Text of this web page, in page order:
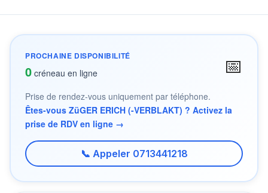
PROCHAINE DISPONIBILITÉ
0 créneau en ligne 📅
Prise de rendez-vous uniquement par téléphone.
Êtes-vous ZüGER ERICH (-VERBLAKT) ? Activez la
prise de RDV en ligne →
📞 Appeler 0713441218